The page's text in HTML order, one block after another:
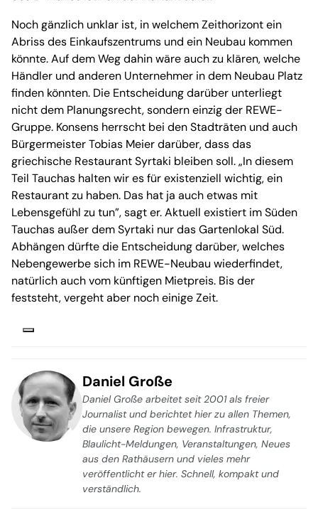
Noch gänzlich unklar ist, in welchem Zeithorizont ein
Abriss des Einkaufszentrums und ein Neubau kommen
könnte. Auf dem Weg dahin wäre auch zu klären, welche
Händler und anderen Unternehmer in dem Neubau Platz
finden könnten. Die Entscheidung darüber unterliegt
nicht dem Planungsrecht, sondern einzig der REWE-
Gruppe. Konsens herrscht bei den Stadträten und auch
Bürgermeister Tobias Meier darüber, dass das
griechische Restaurant Syrtaki bleiben soll. „In diesem
Teil Tauchas halten wir es für existenziell wichtig, ein
Restaurant zu haben. Das hat ja auch etwas mit
Lebensgefühl zu tun”, sagt er. Aktuell existiert im Süden
Tauchas außer dem Syrtaki nur das Gartenlokal Süd.
Abhängen dürfte die Entscheidung darüber, welches
Nebengewerbe sich im REWE-Neubau wiederfindet,
natürlich auch vom künftigen Mietpreis. Bis der
feststeht, vergeht aber noch einige Zeit.
Daniel Große
Daniel Große arbeitet seit 2001 als freier
Journalist und berichtet hier zu allen Themen,
die unsere Region bewegen. Infrastruktur,
Blaulicht-Meldungen, Veranstaltungen, Neues
aus den Rathäusern und vieles mehr
veröffentlicht er hier. Schnell, kompakt und
verständlich.